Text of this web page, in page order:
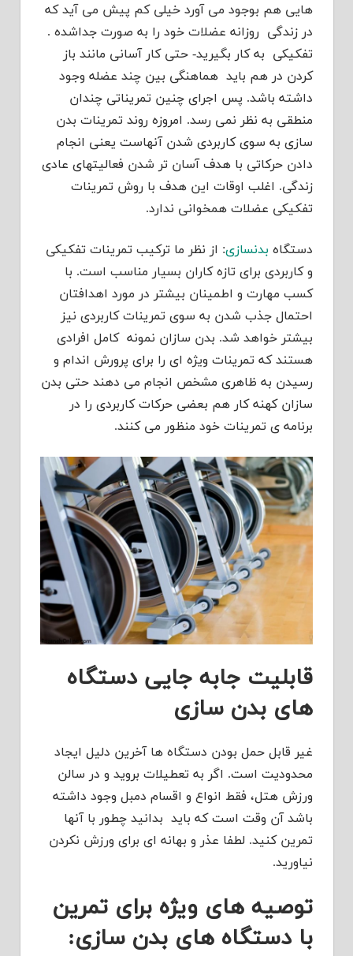
هایی هم بوجود می آورد خیلی کم پیش می آید که
در زندگی روزانه عضلات خود را به صورت جداشده .
تفکیکی به کار بگیرید- حتی کار آسانی مانند باز
کردن در هم باید هماهنگی بین چند عضله وجود
داشته باشد. پس اجرای چنین تمریناتی چندان
منطقی به نظر نمی رسد. امروزه روند تمرینات بدن
سازی به سوی کاربردی شدن آنهاست یعنی انجام
دادن حرکاتی با هدف آسان تر شدن فعالیتهای عادی
زندگی. اغلب اوقات این هدف با روش تمرینات
تفکیکی عضلات همخوانی ندارد.
دستگاه بدنسازی: از نظر ما ترکیب تمرینات تفکیکی
و کاربردی برای تازه کاران بسیار مناسب است. با
کسب مهارت و اطمینان بیشتر در مورد اهدافتان
احتمال جذب شدن به سوی تمرینات کاربردی نیز
بیشتر خواهد شد. بدن سازان نمونه کامل افرادی
هستند که تمرینات ویژه ای را برای پرورش اندام و
رسیدن به ظاهری مشخص انجام می دهند حتی بدن
سازان کهنه کار هم بعضی حرکات کاربردی را در
برنامه ی تمرینات خود منظور می کنند.
قابلیت جابه جایی دستگاه
های بدن سازی
غیر قابل حمل بودن دستگاه ها آخرین دلیل ایجاد
محدودیت است. اگر به تعطیلات بروید و در سالن
ورزش هتل، فقط انواع و اقسام دمبل وجود داشته
باشد آن وقت است که باید بدانید چطور با آنها
تمرین کنید. لطفا عذر و بهانه ای برای ورزش نکردن
نیاورید.
توصیه های ویژه برای تمرین
با دستگاه های بدن سازی: